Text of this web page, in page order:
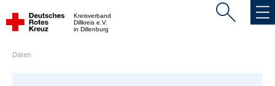
Kreisverband
Dillkreis e.V.
in Dillenburg
Daten